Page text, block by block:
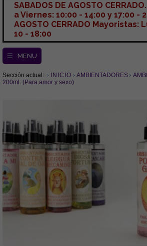
SABADOS DE AGOSTO
a Viernes: 10:00 - 14:00 y 17:00 -
AGOSTO CERRADO Mayoristas:
10 - 18:00
☰ MENU
Sección actual: INICIO AMBIENTADORES
200ml. (Para amor y sexo)